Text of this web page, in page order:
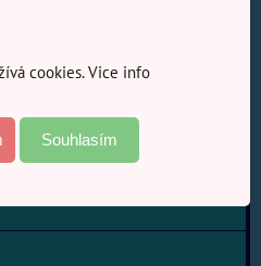
posuvné klíče.
příslušenství
cookies. Vice info
Souhlasím